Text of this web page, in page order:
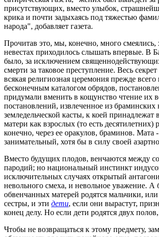
присутствующих, вместо улыбок,
крика и почти задыхаясь под тяжестью
народа", добавляет газета.
Прочитав это, мы, конечно, много
невестах приходилось слышать впервые. В
было, за исключением
смерти за таковое преступление. Весь
всякая религиозная церемония прежде
бесконечным каталогом обрядов,
придумали вменить в кощунство чтение их
постановлений, извлеченное из
земледельческой касты, к коей
матери как взрослых (то есть
конечно, через ее оракулов, браминов.
занимательный, хотя бы в силу своей
Вместо будущих плодов, венчаются между
пародий; но национальный инстинкт
исключительных случаях открытый
невольного смеха, и невольное уважение.
обвенчанных матерей родятся мальчики,
сестры, и эти дети, если они вырастут,
конец делу. Но если дети родятся двух
Чтобы не возвращаться к этому предмету,